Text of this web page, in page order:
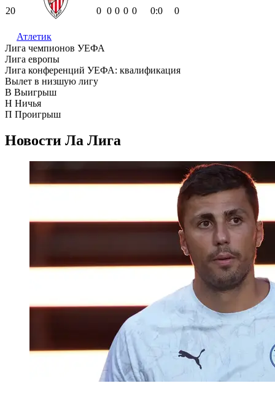
20
Атлетик
0 0 0 0 0 0:0 0
Лига чемпионов УЕФА
Лига европы
Лига конференций УЕФА: квалификация
Вылет в низшую лигу
В Выигрыш
Н Ничья
П Проигрыш
Новости Ла Лига